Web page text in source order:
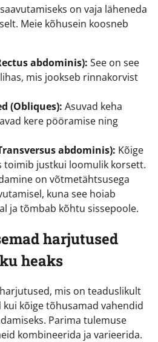
on vaja läheneda
Meie kõhusein koosneb
abdominis): See on see
mis jookseb rinnakorvist
(Obliques): Asuvad keha
kere pööramise ning
abdominis): Kõige
toimib justkui loomulik korsett.
on võtmetähtsusega
kuna see hoiab
ja tõmbab kõhtu sissepoole.
harjutused
heaks
mis on teaduslikult
kõige tõhusamad vahendid
Parima tulemuse
kombineerida ja varieerida.